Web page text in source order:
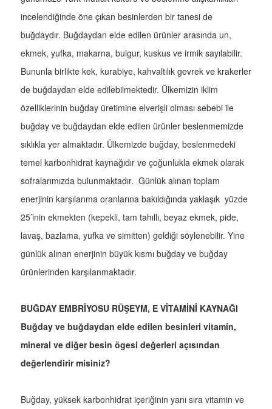
incelendiğinde öne çıkan besinlerden bir tanesi de
buğdaydır. Buğdaydan elde edilen ürünler arasında un,
ekmek, yufka, makarna, bulgur, kuskus ve irmik sayılabilir.
Bununla birlikte kek, kurabiye, kahvaltılık gevrek ve krakerler
de buğdaydan elde edilebilmektedir. Ülkemizin iklim
özelliklerinin buğday üretimine elverişli olması sebebi ile
buğday ve buğdaydan elde edilen ürünler beslenmemizde
sıklıkla yer almaktadır. Ülkemizde buğday, beslenmedeki
temel karbonhidrat kaynağıdır ve çoğunlukla ekmek olarak
sofralarımızda bulunmaktadır. Günlük alınan toplam
enerjinin karşılanma oranlarına bakıldığında yaklaşık yüzde
25’inin ekmekten (kepekli, tam tahıllı, beyaz ekmek, pide,
lavaş, bazlama, yufka ve simitten) geldiği söylenebilir. Yine
günlük alınan enerjinin büyük kısmı buğday ve buğday
ürünlerinden karşılanmaktadır.
BUĞDAY EMBRİYOSU RÜŞEYM, E VİTAMİNİ KAYNAĞI
Buğday ve buğdaydan elde edilen besinleri vitamin,
mineral ve diğer besin ögesi değerleri açısından
değerlendirir misiniz?
Buğday, yüksek karbonhidrat içeriğinin yanı sıra vitamin ve